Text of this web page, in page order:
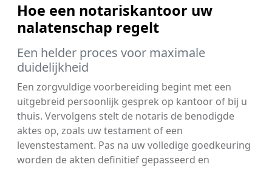
Hoe een notariskantoor uw
nalatenschap regelt
Een helder proces voor maximale
duidelijkheid
Een zorgvuldige voorbereiding begint met een
uitgebreid persoonlijk gesprek op kantoor of bij u
thuis. Vervolgens stelt de notaris de benodigde
aktes op, zoals uw testament of een
levenstestament. Pas na uw volledige goedkeuring
worden de akten definitief gepasseerd en